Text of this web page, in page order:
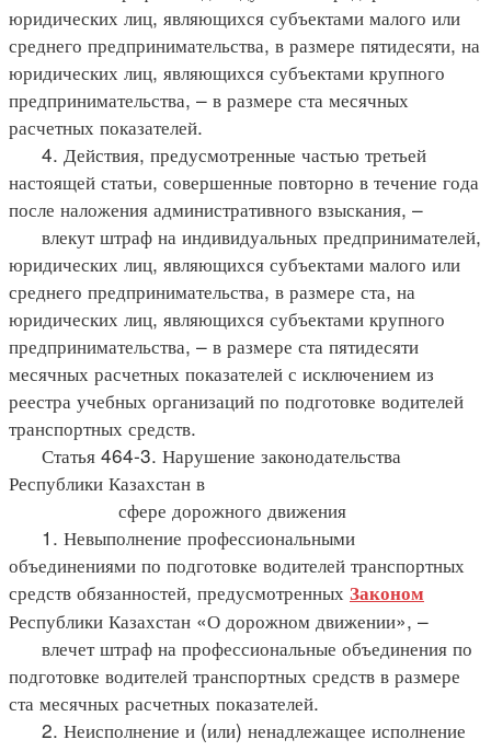
юридических лиц, являющихся субъектами малого или
среднего предпринимательства, в размере пятидесяти, на
юридических лиц, являющихся субъектами крупного
предпринимательства, – в размере ста месячных
расчетных показателей.
4. Действия, предусмотренные частью третьей
настоящей статьи, совершенные повторно в течение года
после наложения административного взыскания, –
влекут штраф на индивидуальных предпринимателей,
юридических лиц, являющихся субъектами малого или
среднего предпринимательства, в размере ста, на
юридических лиц, являющихся субъектами крупного
предпринимательства, – в размере ста пятидесяти
месячных расчетных показателей с исключением из
реестра учебных организаций по подготовке водителей
транспортных средств.
Статья 464-3. Нарушение законодательства
Республики Казахстан в
сфере дорожного движения
1. Невыполнение профессиональными
объединениями по подготовке водителей транспортных
средств обязанностей, предусмотренных Законом
Республики Казахстан «О дорожном движении», –
влечет штраф на профессиональные объединения по
подготовке водителей транспортных средств в размере
ста месячных расчетных показателей.
2. Неисполнение и (или) ненадлежащее исполнение